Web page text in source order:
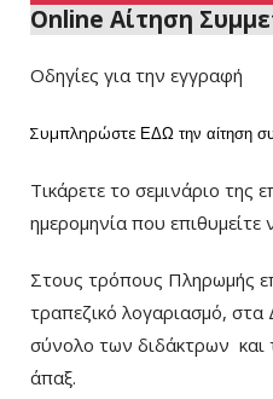
Online Αίτηση
Οδηγίες για την εγγραφή
Συμπληρώστε ΕΔΩ την αίτηση
Τικάρετε το σεμινάριο της
ημερομηνία που επιθυμείτε
Στους τρόπους Πληρωμής
τραπεζικό λογαριασμό,
σύνολο των διδάκτρων και
άπαξ.